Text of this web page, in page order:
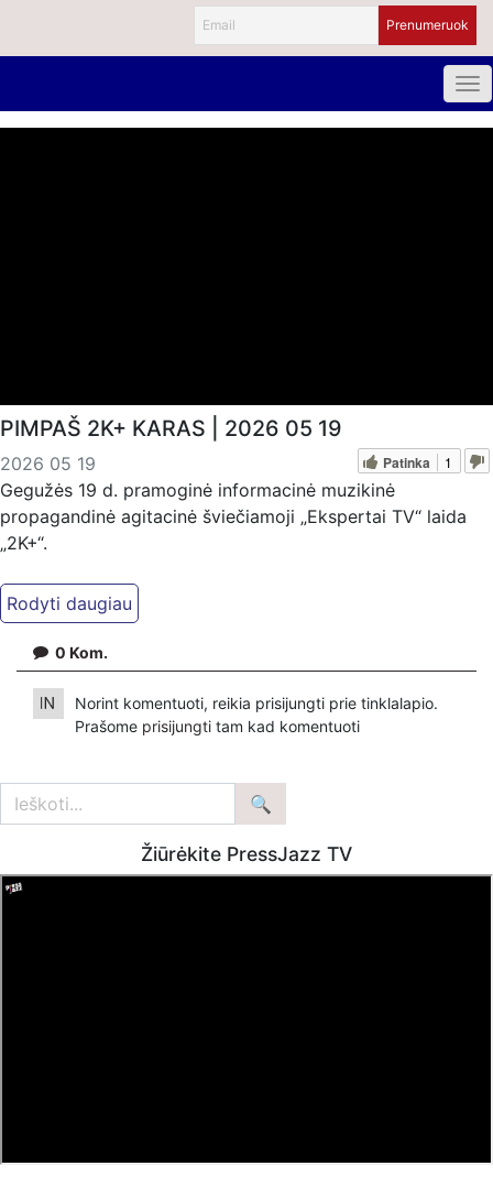
PIMPAŠ 2K+ KARAS | 2026 05 19
2026 05 19 Patinka 1
Gegužės 19 d. pramoginė informacinė muzikinė
propagandinė agitacinė šviečiamoji „Ekspertai TV“ laida
„2K+“.
Kiti mūsų kanalai:
Ekspertai.eu Telegram'e – https://t.me/ekspertaiTelegram
https://www.ekspertai.eu
Mūsų veikla galima tik dėka skaitytojų ir žiūrovų, mus
VšĮ „Ekspertai.eu“ per PayPal paspaudę šią nuorodą –
https://www.paypal.com/paypalme/Ekspertaieu?
0 Kom.
Norint komentuoti, reikia prisijungti prie tinklalapio.
Prašome prisijungti tam kad komentuoti
Žiūrėkite PressJazz TV